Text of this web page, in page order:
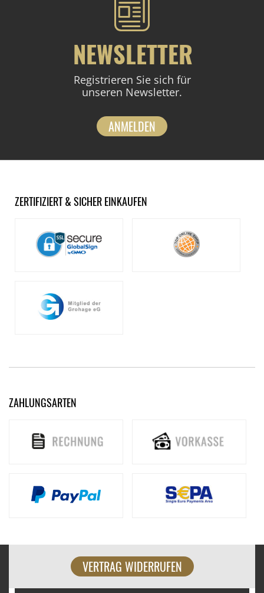
NEWSLETTER
Registrieren Sie sich für
unseren Newsletter.
ANMELDEN
ZERTIFIZIERT & SICHER EINKAUFEN
ZAHLUNGSARTEN
VERTRAG WIDERRUFEN